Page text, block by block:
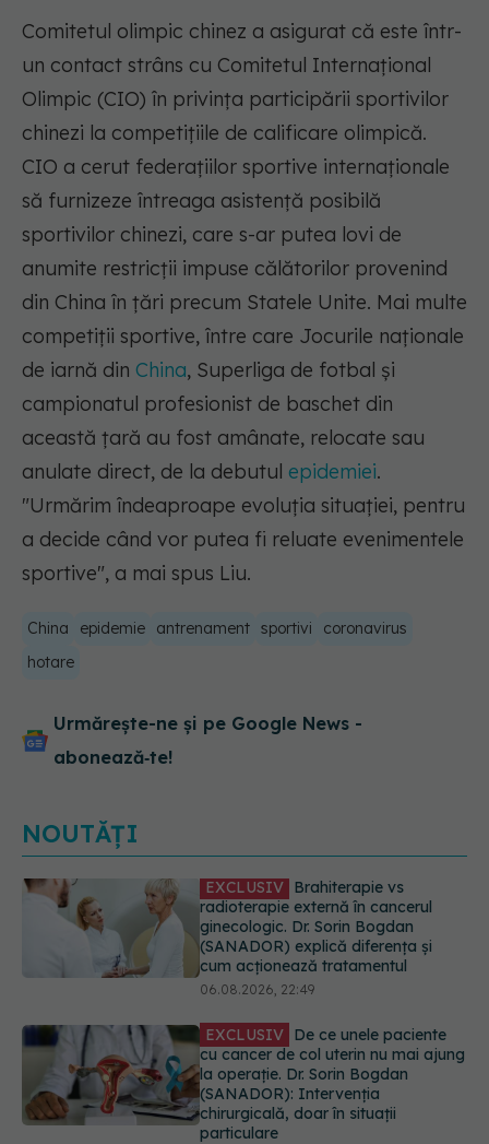
Comitetul olimpic chinez a asigurat că este într-
un contact strâns cu Comitetul Internaţional
Olimpic (CIO) în privinţa participării sportivilor
chinezi la competiţiile de calificare olimpică.
CIO a cerut federaţiilor sportive internaţionale
să furnizeze întreaga asistenţă posibilă
sportivilor chinezi, care s-ar putea lovi de
anumite restricţii impuse călătorilor provenind
din China în ţări precum Statele Unite. Mai multe
competiţii sportive, între care Jocurile naţionale
de iarnă din China, Superliga de fotbal şi
campionatul profesionist de baschet din
această ţară au fost amânate, relocate sau
anulate direct, de la debutul epidemiei.
"Urmărim îndeaproape evoluţia situaţiei, pentru
a decide când vor putea fi reluate evenimentele
sportive", a mai spus Liu.
China epidemie antrenament sportivi
coronavirus
hotare
Urmărește-ne și pe Google News -
abonează‑te!
NOUTĂȚI
EXCLUSIV De ce unele paciente
cu cancer de col uterin nu mai ajung
la operație. Dr. Sorin Bogdan
(SANADOR): Intervenția
chirurgicală, doar în situații
06.08.2026, 20:45
Alertă în Europa după un nou caz
de hantavirus Anzi, singura tulpină
care se transmite de la om la om
06.08.2026, 20:06